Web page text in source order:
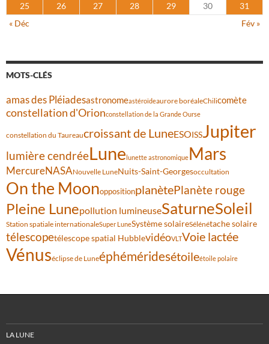
25
26 27 28 29 30
31
« Déc
Fév »
MOTS-CLÉS
amas des Pléiadesastronomeastéroïdeaurore boréaleChilicomète
constellation d'Orionconstellation de la Grande Ourse
constellation du Taureaucroissant de LuneESOISSJupiter
lumière cendréeLune lunette astronomiqueMars
MercureNASANouvelle LuneNuits-Saint-Georgesoccultation
On the MoonoppositionplanètePlanète rouge
Pleine Lunepollution lumineuseSaturneSoleil
Station spatiale internationaleSuper LuneSystème solaireSélénétache solaire
télescopetélescope spatial HubblevidéoVLTVoie lactée
Vénuséclipse de Luneéphéméridesétoileétoile polaire
LA LUNE